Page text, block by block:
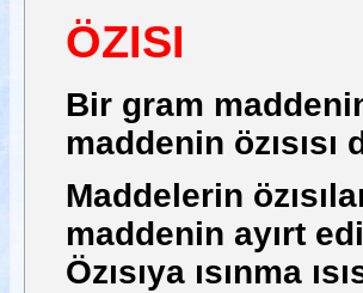
ÖZISI
Bir gram
maddenin özısısı
Maddelerin
maddenin ayırt
Özısıya ısınma